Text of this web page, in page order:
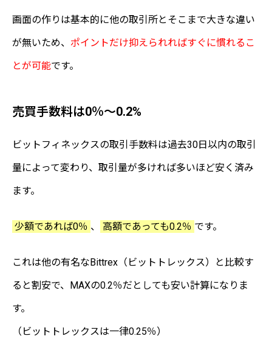
画面の作りは基本的に他の取引所とそこまで大きな違い
が無いため、 ポイントだけ抑えられればすぐに慣れるこ
とが可能です。
売買手数料は0％～0.2%
ビットフィネックスの取引手数料は過去30日以内の取引
量によって変わり、取引量が多ければ多いほど安く済み
ます。
少額であれば0％ 、 高額であっても0.2％ です。
これは他の有名なBittrex（ビットトレックス）と比較す
ると割安で、MAXの0.2％だとしても安い計算になりま
す。
（ビットトレックスは一律0.25％）